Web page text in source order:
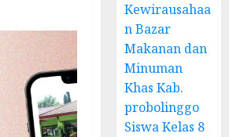
Kewirausahaa
n Bazar
Makanan dan
Minuman
Khas Kab.
probolinggo
Siswa Kelas 8